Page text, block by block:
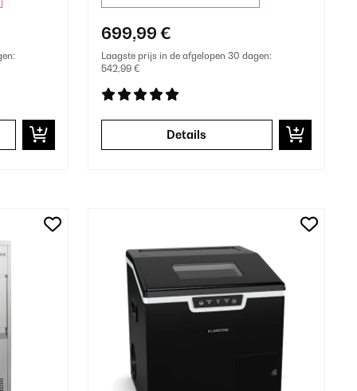
699,99 €
Laagste prijs in de afgelopen 30 dagen:
542,99 €
Details